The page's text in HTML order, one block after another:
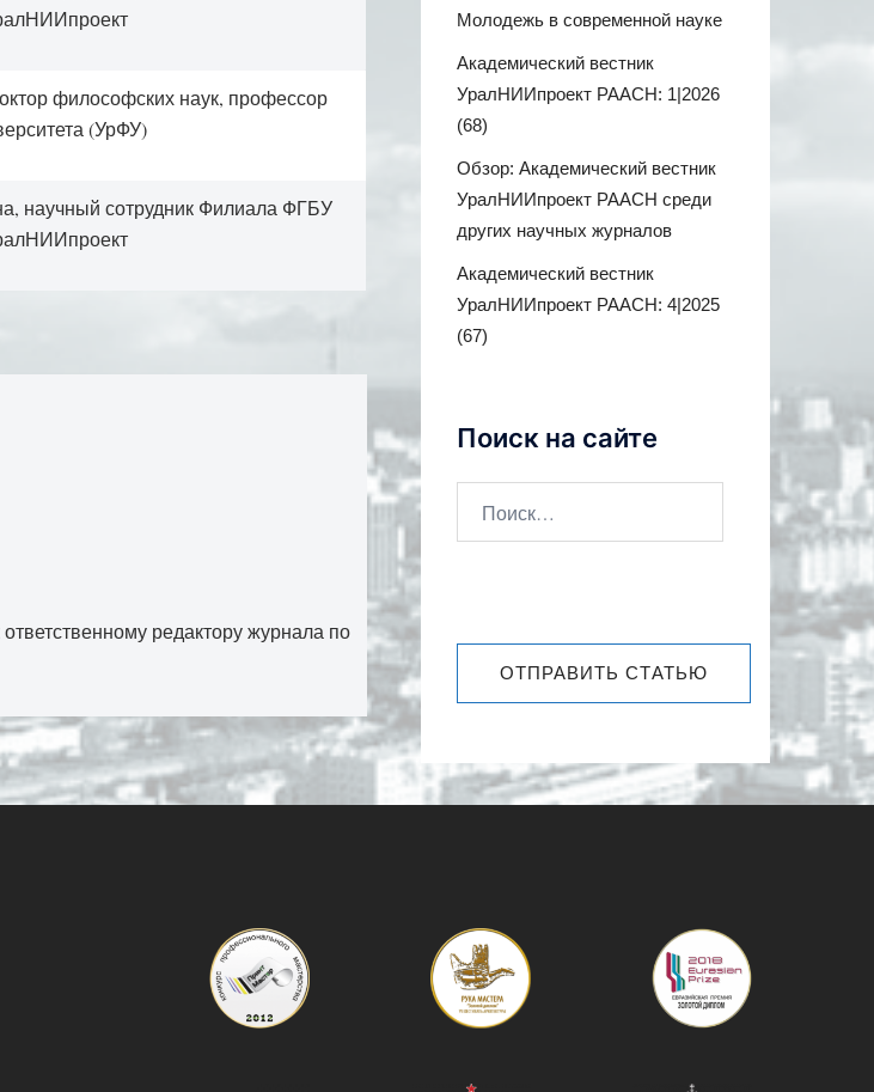
философских наук, профессор
(УрФУ)
научный сотрудник Филиала ФГБУ
редактору журнала по
Молодежь в современной науке
Академический вестник
УралНИИпроект РААСН: 1|2026
(68)
Обзор: Академический вестник
УралНИИпроект РААСН среди
других научных журналов
Академический вестник
УралНИИпроект РААСН: 4|2025
(67)
Поиск на сайте
ОТПРАВИТЬ СТАТЬЮ